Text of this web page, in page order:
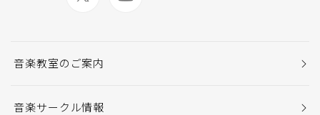
音楽教室のご案内
音楽サークル情報